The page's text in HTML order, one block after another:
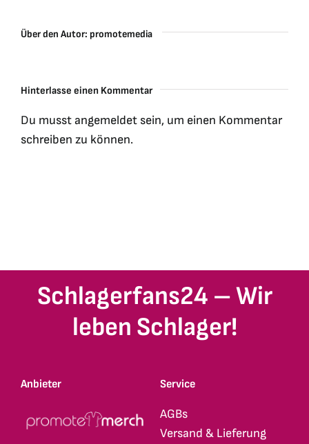
Über den Autor: promotemedia
Hinterlasse einen Kommentar
Du musstangemeldet sein, um einen Kommentar
schreiben zu können.
Schlagerfans24 – Wir
leben Schlager!
Anbieter Service
AGBs
Versand & Lieferung